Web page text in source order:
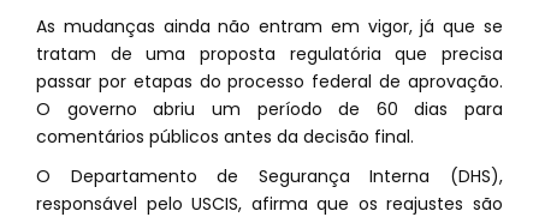
As mudanças ainda não entram em vigor, já que se
tratam de uma proposta regulatória que precisa
passar por etapas do processo federal de aprovação.
O governo abriu um período de 60 dias para
comentários públicos antes da decisão final.
O Departamento de Segurança Interna (DHS),
responsável pelo USCIS, afirma que os reajustes são